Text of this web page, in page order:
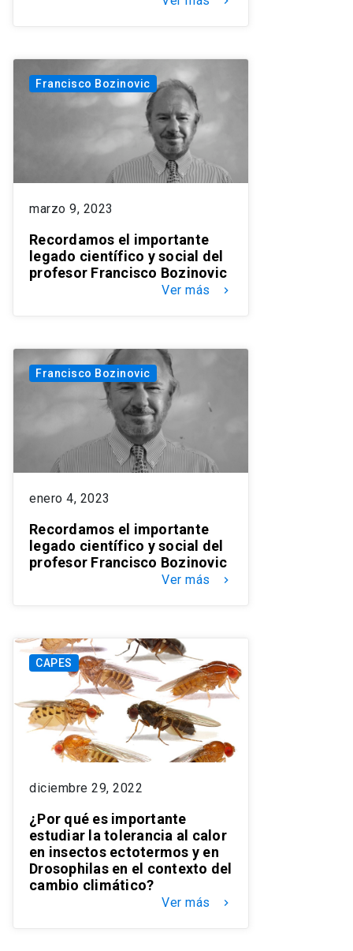
Francisco Bozinovic
marzo 9, 2023
Recordamos el importante
legado científico y social del
profesor Francisco Bozinovic
Ver más keyboard_arrow_right
Francisco Bozinovic
enero 4, 2023
Recordamos el importante
legado científico y social del
profesor Francisco Bozinovic
Ver más keyboard_arrow_right
CAPES
diciembre 29, 2022
¿Por qué es importante
estudiar la tolerancia al calor
en insectos ectotermos y en
Drosophilas en el contexto del
cambio climático?
Ver más keyboard_arrow_right